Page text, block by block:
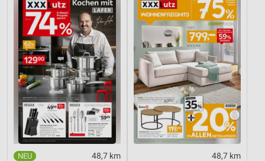
48,7 km 48,7 km
Informationen identifizieren
Nicht-IAB-Verarbeitungszwecke:
Notwendig
Performance
Funktional
Werbung